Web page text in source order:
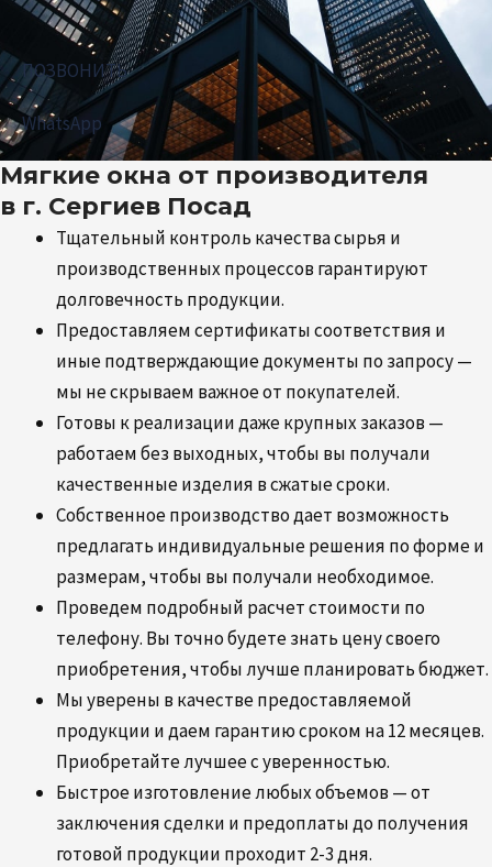
ПОЗВОНИТЬ
WhatsApp
Мягкие окна от производителя
в г. Сергиев Посад
Тщательный контроль качества сырья и
производственных процессов гарантируют
долговечность продукции.
Предоставляем сертификаты соответствия и
иные подтверждающие документы по запросу —
мы не скрываем важное от покупателей.
Готовы к реализации даже крупных заказов —
работаем без выходных, чтобы вы получали
качественные изделия в сжатые сроки.
Собственное производство дает возможность
предлагать индивидуальные решения по форме и
размерам, чтобы вы получали необходимое.
Проведем подробный расчет стоимости по
телефону. Вы точно будете знать цену своего
приобретения, чтобы лучше планировать бюджет.
Мы уверены в качестве предоставляемой
продукции и даем гарантию сроком на 12 месяцев.
Приобретайте лучшее с уверенностью.
Быстрое изготовление любых объемов — от
заключения сделки и предоплаты до получения
готовой продукции проходит 2-3 дня.